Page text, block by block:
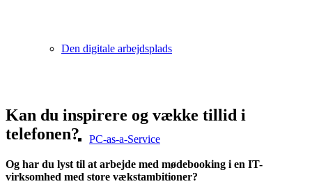
Den digitale arbejdsplads
PC-as-a-Service
Kan du inspirere og vække tillid i
telefonen?
Og har du lyst til at arbejde med mødebooking i en IT-
virksomhed med store vækstambitioner?